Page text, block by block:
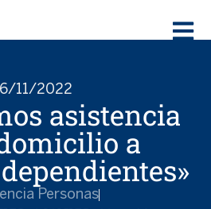
11/2022
asistencia
a
Personas